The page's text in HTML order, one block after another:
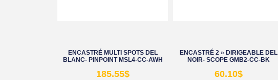
ENCASTRÉ MULTI SPOTS DEL
BLANC- PINPOINT MSL4-CC-AWH
185.55$
ENCASTRÉ 2 » DIRIGEABLE DEL
NOIR- SCOPE GMB2-CC-BK
60.10$